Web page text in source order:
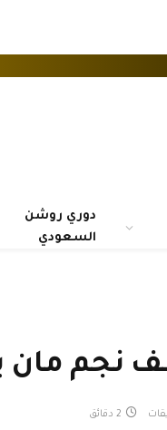
دوري روشن
السعودي
نجم مان
2 دقائق